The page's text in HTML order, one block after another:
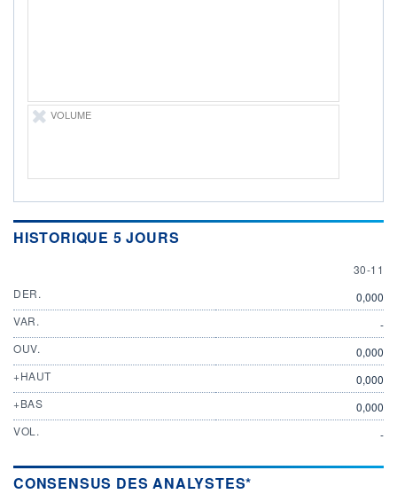
VOLUME
HISTORIQUE 5 JOURS
30
30-11
DER.
0,000
VAR.
-
OUV.
0,000
+HAUT
0,000
+BAS
0,000
VOL.
-
CONSENSUS DES ANALYSTES*